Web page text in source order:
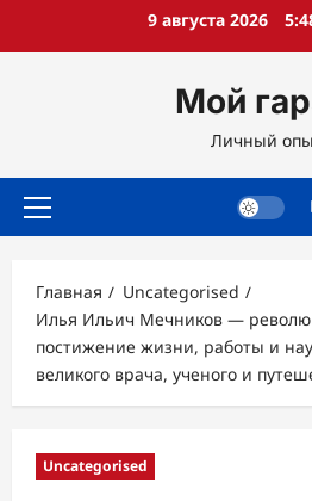
9 августа 2026
Мой
Личный
Основное
Главная
Uncategorised
Илья Ильич Мечников —
постижение жизни, работы и
великого врача, ученого и
Uncategorised